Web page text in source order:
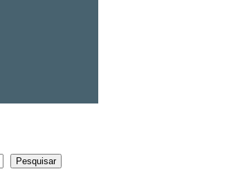
Pesquisar